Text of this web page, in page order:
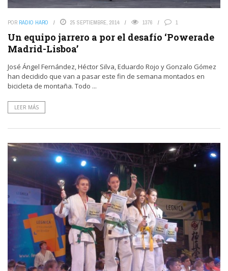
POR RADIO HARO 25 SEPTIEMBRE, 2014 1376 1
Un equipo jarrero a por el desafío ‘Powerade
Madrid-Lisboa’
José Ángel Fernández, Héctor Silva, Eduardo Rojo y Gonzalo Gómez
han decidido que van a pasar este fin de semana montados en
bicicleta de montaña. Todo ...
LEER MÁS